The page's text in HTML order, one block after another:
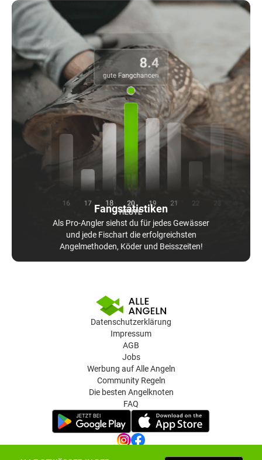
Fangstatistiken
Als Pro-Angler siehst du für jedes Gewässer
und jede Fischart die erfolgreichsten
Angelmethoden, Köder und Beisszeiten!
Datenschutzerklärung
Impressum
AGB
Jobs
Werbung auf Alle Angeln
Community Regeln
Die besten Angelknoten
FAQ